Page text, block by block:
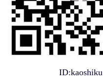
ID:kaoshiku